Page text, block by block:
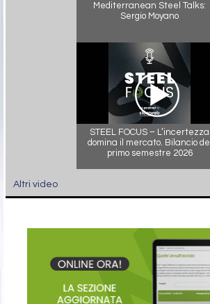
Mediterranean Steel Talks:
Sergio Moyano
STEEL FOCUS – L’incertezza
domina il mercato. Bilancio del
primo semestre 2026
Altri video